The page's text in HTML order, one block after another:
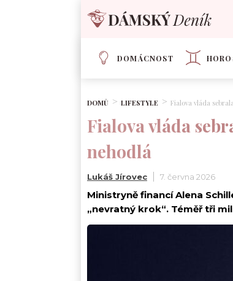
DOMÁCNOST
DOMŮ LIFESTYLE Fialova vláda
Fialova vláda
nehodlá
Lukáš Jírovec 7. června 2026
Ministryně financí Alena
„nevratný krok“. Téměř tři